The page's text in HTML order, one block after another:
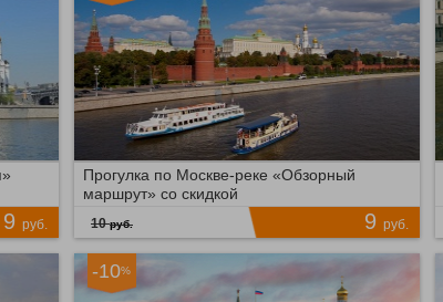
9 руб.
Китай-город
Прогулка по Москве-реке «Обзорный
маршрут» со скидкой
10руб. 9 руб.
-10%